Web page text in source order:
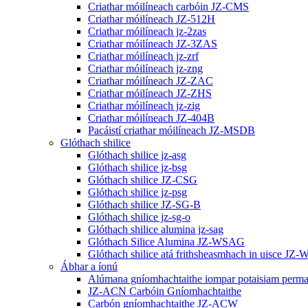
Criathar móilíneach carbóin JZ-CMS
Criathar móilíneach JZ-512H
Criathar móilíneach jz-2zas
Criathar móilíneach JZ-3ZAS
Criathar móilíneach jz-zrf
Criathar móilíneach jz-zng
Criathar móilíneach JZ-ZAC
Criathar móilíneach JZ-ZHS
Criathar móilíneach jz-zig
Criathar móilíneach JZ-404B
Pacáistí criathar móilíneach JZ-MSDB
Glóthach shilice
Glóthach shilice jz-asg
Glóthach shilice jz-bsg
Glóthach shilice JZ-CSG
Glóthach shilice jz-psg
Glóthach shilice JZ-SG-B
Glóthach shilice jz-sg-o
Glóthach shilice alumina jz-sag
Glóthach Silice Alumina JZ-WSAG
Glóthach shilice atá frithsheasmhach in uisce JZ-
Ábhar a íonú
Alúmana gníomhachtaithe iompar potaisiam
JZ-ACN Carbóin Gníomhachtaithe
Carbón gníomhachtaithe JZ-ACW